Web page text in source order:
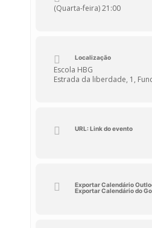
(Quarta-feira) 21:00
Localização
Escola HBG
Estrada da liberdade, 1,
URL: Link do evento
Exportar Calendário
Exportar Calendário do